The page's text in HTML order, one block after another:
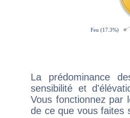
La prédominance
sensibilité et
Vous fonctionnez
de ce que vous faites